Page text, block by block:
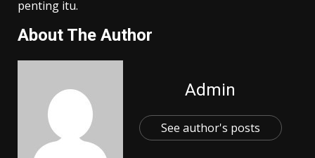
penting itu.
About The Author
Admin
See author's posts